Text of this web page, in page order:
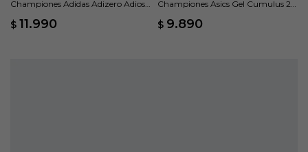
Championes Adidas Adizero Adios
$ 11.990
Championes Asics Gel Cumulus 28
$ 9.890